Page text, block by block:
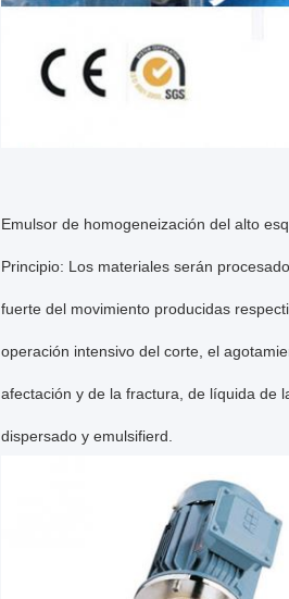
Emulsor de homogeneización del alto
Principio: Los materiales serán
fuerte del movimiento producidas
operación intensivo del corte, el
afectación y de la fractura, de líquida de
dispersado y emulsifierd.